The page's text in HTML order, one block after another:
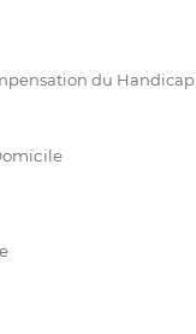
du Handicap